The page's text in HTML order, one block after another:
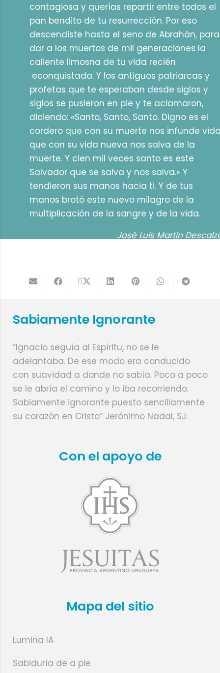
contagiosa y querías repartir entre todos el
pan bendito de tu resurrección. Por eso
descendiste hasta el seno de Abrahán, para
dar a los muertos de mil generaciones la
caliente limosna de tu vida recién
econquistada. Y los antiguos patriarcas y
profetas que te esperaban desde siglos y
siglos se pusieron en pie y te aclamaron,
diciendo: «Santo, Santo, Santo. Digno es el
cordero que con su muerte nos infunde
que con su vida nueva nos salva de la
muerte. Y cien mil veces santo es este
Salvador que se salva y nos salva.» Y
tendieron sus manos hacia ti. Y de tus
manos brotó este nuevo milagro de la
multiplicación de la sangre y de la vida.
José Luis Martín
Sabiamente Ignorante
“Ignacio seguía al Espíritu, no se le
adelantaba. De ese modo era conducido
con suavidad a donde no sabía. Poco a poco
se le abría el camino y lo iba recorriendo.
Sabiamente ignorante puesto sencillamente
su corazón en Cristo” Jerónimo Nadal, SJ.
Con el apoyo de
Mapa del sitio
Lumina IA
Sabiduría de a pie